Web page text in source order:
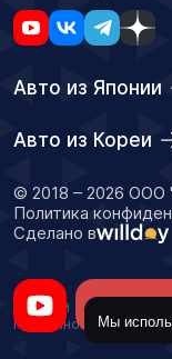
Авто из Японии
Авто из Кореи
© 2018 – 2026 ООО
Политика
Сделано в
Данный сайт носит
публичной офертой
Мы